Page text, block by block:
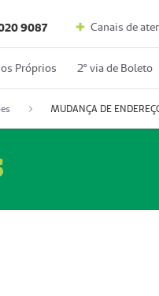
9087 Canais de
Próprios 2º via de Boleto